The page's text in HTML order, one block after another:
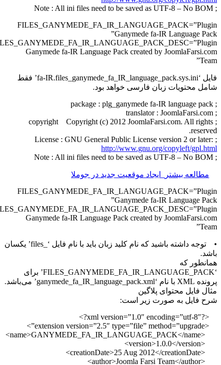
Ganymede fa-IR Language Pack
فایل ‘fa-IR.files_ganymede_fa_IR_language_pack.sys.ini’ فقط
خواهد بود.
; copyright Copyright (c) 2012
http://
موقعیت جدید در جوملا
Ganymede fa-IR Language Pack
• توجه داشته باشید که نام کلید زبان باید با نام فایل ‘_files’ یکسان
‘FILES_GANYMEDE_FA_IR_LANGUAGE_PACK’ برای
است: